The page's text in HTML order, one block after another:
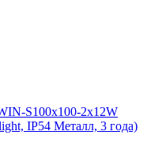
S100x100-2x12W
IP54 Металл, 3 года)